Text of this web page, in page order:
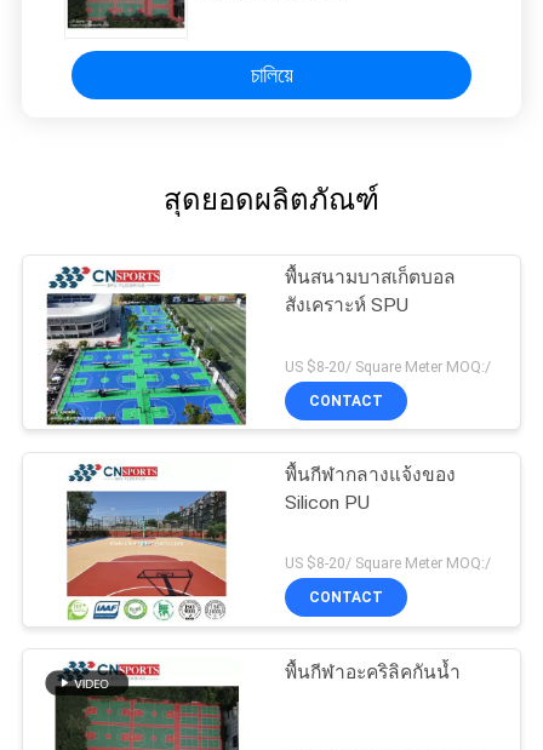
চালিয়ে
สุดยอดผลิตภัณฑ์
พื้นสนามบาสเก็ตบอล
สังเคราะห์ SPU
US $8-20/ Square Meter MOQ:/
CONTACT
พื้นกีฬากลางแจ้งของ
Silicon PU
US $8-20/ Square Meter MOQ:/
CONTACT
พื้นกีฬาอะคริลิคกันน้ำ